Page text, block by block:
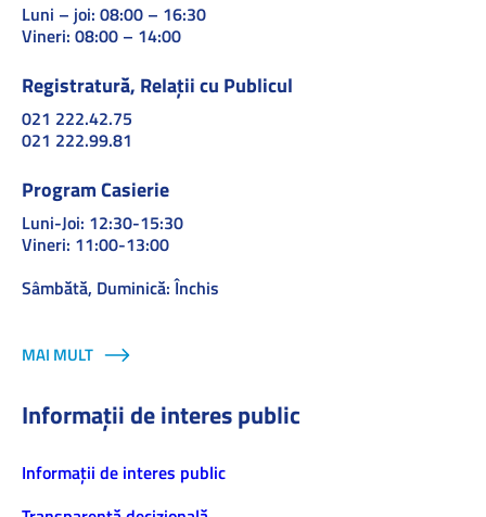
Luni – joi: 08:00 – 16:30
Vineri: 08:00 – 14:00
Registratură, Relații cu Publicul
021 222.42.75
021 222.99.81
Program Casierie
Luni-Joi: 12:30-15:30
Vineri: 11:00-13:00
Sâmbătă, Duminică: Închis
MAI MULT
Informații de interes public
Informaţii de interes public